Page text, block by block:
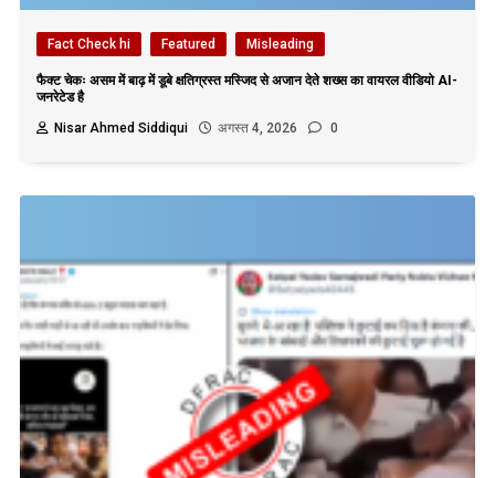
Fact Check hi Featured Misleading
फैक्ट चेकः असम में बाढ़ में डूबे क्षतिग्रस्त मस्जिद से अजान देते शख्स का वायरल वीडियो AI-
जनरेटेड है
Nisar Ahmed Siddiqui
अगस्त 4, 2026 0